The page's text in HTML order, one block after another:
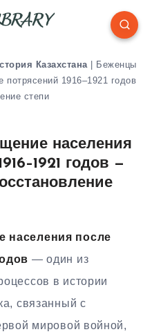
Казахстана | Беженцы
1916–1921 годов
степи
населения
годов —
населения после
— один из
в истории
связанный с
мировой войной,